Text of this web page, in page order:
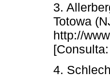
3.
Totowa
http://
4.